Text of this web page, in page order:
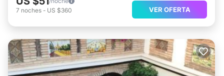
7 noches - US $360 VER OFERTA